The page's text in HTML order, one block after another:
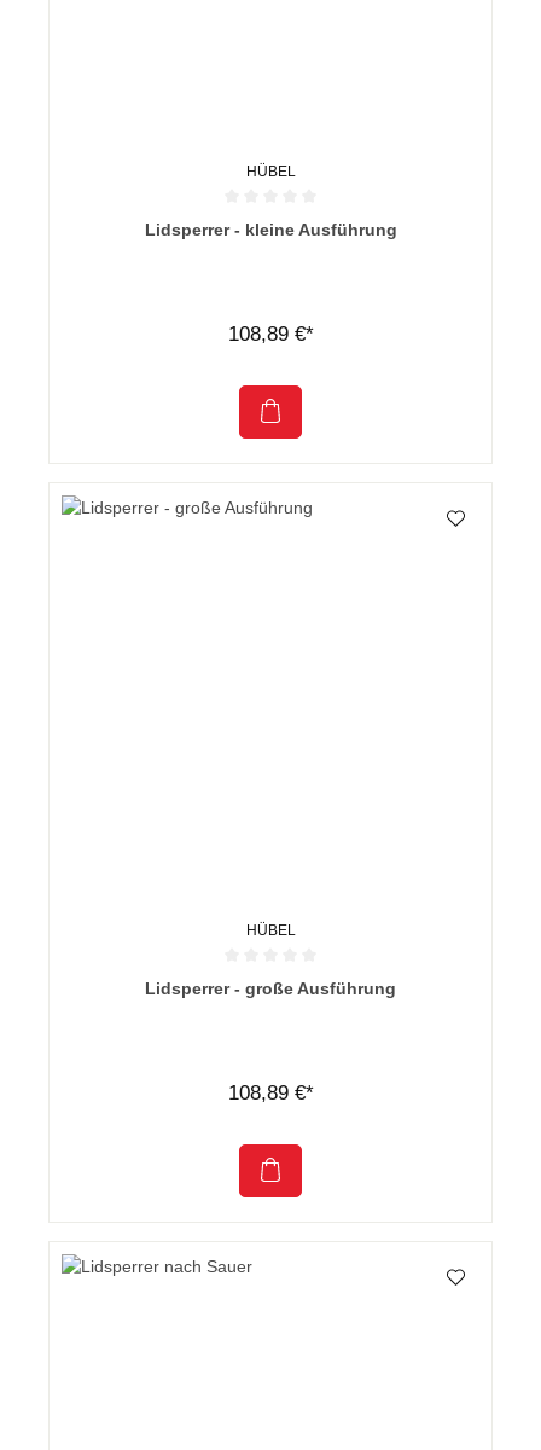
HÜBEL
Durchschnittliche Bewertung von 0 von 5 Sternen
Lidsperrer - kleine Ausführung
108,89 €*
HÜBEL
Durchschnittliche Bewertung von 0 von 5 Sternen
Lidsperrer - große Ausführung
108,89 €*